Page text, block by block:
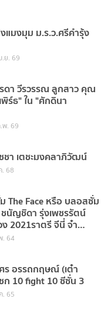
มงมุม ม.ร.ว.ศรีคำรุ้ง
.ย. 69
ดา วีรวรรณ ลูกสาว คุณ
ร์ธ" ใน "ศักดินา
พ. 69
า เตชะมงคลาภิวัฒน์
. 68
The Face หรือ บลอสซั่ม
นัญชิดา รุ่งเพชรรัตน์
2021ราตรี จีนี่ จ๋า
. 64
ร อรรถกฤษณ์ (เต๋า
ก 10 fight 10 ซีซั่น 3
. 65